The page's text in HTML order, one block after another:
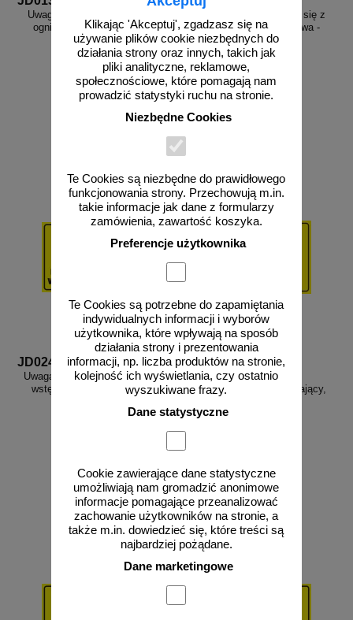
Klikając 'Akceptuj', zgadzasz się na
używanie plików cookie niezbędnych do
działania strony oraz innych, takich jak
pliki analityczne, reklamowe,
społecznościowe, które pomagają nam
prowadzić statystyki ruchu na stronie.
Niezbędne Cookies
Te Cookies są niezbędne do prawidłowego
funkcjonowania strony. Przechowują m.in.
takie informacje jak dane z formularzy
zamówienia, zawartość koszyka.
Preferencje użytkownika
Te Cookies są potrzebne do zapamiętania
indywidualnych informacji i wyborów
użytkownika, które wpływają na sposób
działania strony i prezentowania
informacji, np. liczba produktów na stronie,
kolejność ich wyświetlania, czy ostatnio
wyszukiwane frazy.
Dane statystyczne
Cookie zawierające dane statystyczne
umożliwiają nam gromadzić anonimowe
informacje pomagające przeanalizować
zachowanie użytkowników na stronie, a
także m.in. dowiedzieć się, które treści są
najbardziej pożądane.
Dane marketingowe
Uwaga! Gaz - nie zbliżać się z
ogniem - tabliczka gazowa -
JD013
od 43,16 zł
Uwaga! Gaz - nie zbliżać się z
ogniem - tabliczka gazowa -
JD016
od 43,16 zł
JD024
Uwaga! Gaz - nieupoważnionym
wstęp wzbroniony - tabliczka
od 43,16 zł
35,09 zł netto
do koszyka
JD026
Uwaga! Gaz - znak
bezpieczeństwa, ostrzegający,
od 4,28 zł
3,48 zł netto
do koszyka